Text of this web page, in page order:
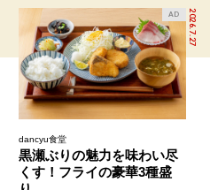
2026.7.27
AD
dancyu食堂
黒瀬ぶりの魅力を味わい尽
くす！フライの豪華3種盛